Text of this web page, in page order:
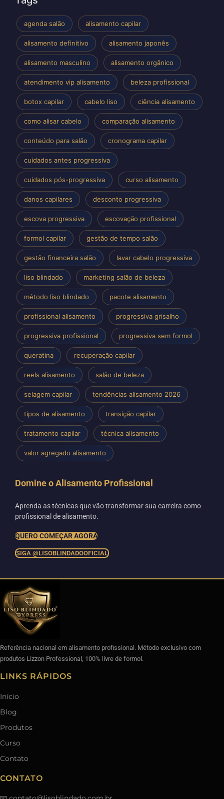
agenda salão alisamento capilar
alisamento definitivo alisamento japonês
alisamento masculino alisamento orgânico
atendimento vip alisamento beleza profissional
botox capilar cabelo liso ciência alisamento
como alisar cabelo comparação alisamento
conteúdo para salão cronograma capilar
cuidados antes progressiva
cuidados pós-progressiva curso alisamento
danos capilares desconto progressiva
escova progressiva escovação profissional
formol capilar gestão de tempo salão
gestão financeira salão lavar cabelo progressiva
liso blindado marketing salão de beleza
método liso blindado pacote alisamento
profissional alisamento progressiva grisalho
progressiva profissional progressiva sem formol
queratina recuperação capilar
reels alisamento salão de beleza
selagem capilar tendências alisamento 2026
tipos de alisamento transição capilar
tratamento capilar técnica alisamento
valor agregado alisamento
Domine o Alisamento Profissional
Aprenda as técnicas que vão transformar sua carreira como
profissional de alisamento.
QUERO COMEÇAR AGORA
SIGA @LISOBLINDADOOFICIAL
Referência nacional em alisamento profissional. Método exclusivo com
produtos Lizzon Professional, 100% livre de formol.
LINKS RÁPIDOS
Início
Blog
Produtos
Curso
Contato
CONTATO